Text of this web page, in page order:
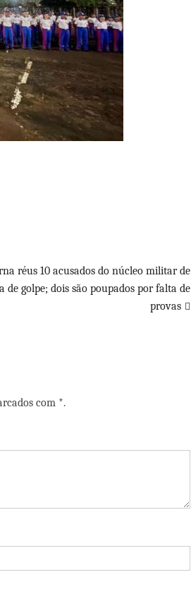
réus 10 acusados do núcleo militar de
de golpe; dois são poupados por falta de
provas
com *.